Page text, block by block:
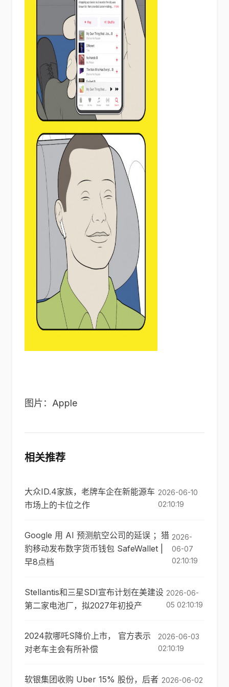
图片：Apple
相关推荐
大众ID.4家族，老牌车企在新能源车
市场上的卡位之作
2026-06-10
02:10:19
Google 用 AI 预测航空公司的延误 ；猎
豹移动发布数字货币钱包 SafeWallet |
早8点档
2026-
06-07
02:10:19
Stellantis和三星SDI宣布计划在美建设
第二家电池厂，拟2027年初投产
2026-06-
05 02:10:19
2024款哪吒S降价上市， 官方表示
对老车主会有所补偿
2026-06-03
02:10:19
软银集团收购 Uber 15% 股份，后者 2026-06-02